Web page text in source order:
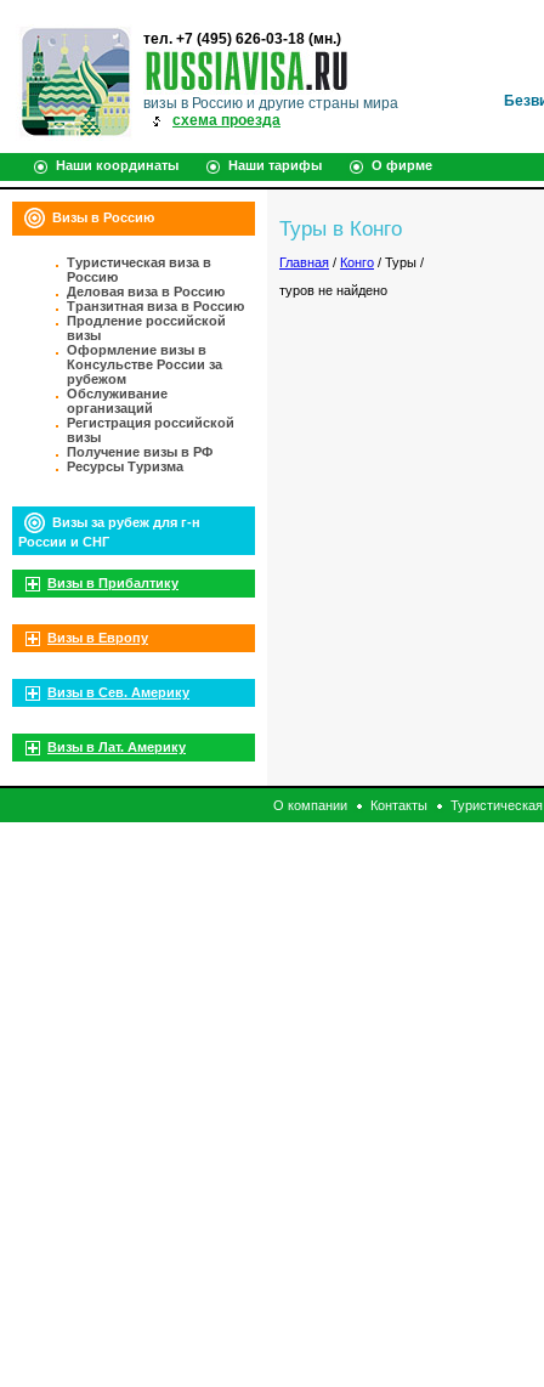
тел. +7 (495) 626-03-18 (мн.)
визы в Россию и другие страны мира
схема проезда
Наши координаты Наши тарифы О фирме
Визы в Россию
Туристическая виза в
Россию
Деловая виза в Россию
Транзитная виза в Россию
Продление российской
визы
Оформление визы в
Консульстве России за
рубежом
Обслуживание
организаций
Регистрация российской
визы
Получение визы в РФ
Ресурсы Туризма
Визы за рубеж для г-н
России и СНГ
Визы в Прибалтику
Визы в Европу
Визы в Сев. Америку
Визы в Лат. Америку
Туры в Конго
Главная / Конго / Туры /
туров не найдено
О компании Контакты